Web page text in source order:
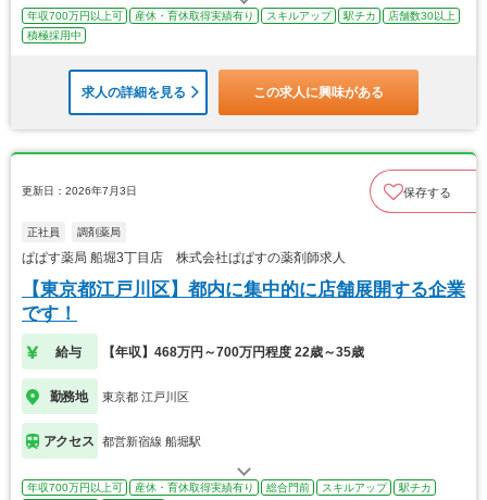
年収700万円以上可 産休・育休取得実績有り スキルアップ 駅チカ
店舗数30以上
積極採用中
求人の詳細を見る この求人に興味がある
更新日：2026年7月3日 保存する
正社員 調剤薬局
ぱぱす薬局 船堀3丁目店 株式会社ぱぱすの薬剤師求人
【東京都江戸川区】都内に集中的に店舗展開する企業
です！
給与 【年収】468万円～700万円程度 22歳～35歳
勤務地 東京都 江戸川区
アクセス 都営新宿線 船堀駅
年収700万円以上可 産休・育休取得実績有り 総合門前 スキルアップ
駅チカ